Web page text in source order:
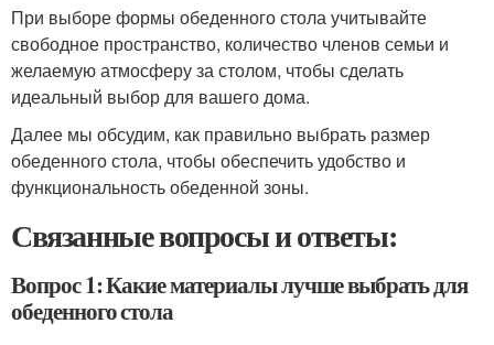
При выборе формы обеденного стола учитывайте
свободное пространство, количество членов семьи и
желаемую атмосферу за столом, чтобы сделать
идеальный выбор для вашего дома.
Далее мы обсудим, как правильно выбрать размер
обеденного стола, чтобы обеспечить удобство и
функциональность обеденной зоны.
Связанные вопросы и ответы:
Вопрос 1: Какие материалы лучше выбрать для
обеденного стола